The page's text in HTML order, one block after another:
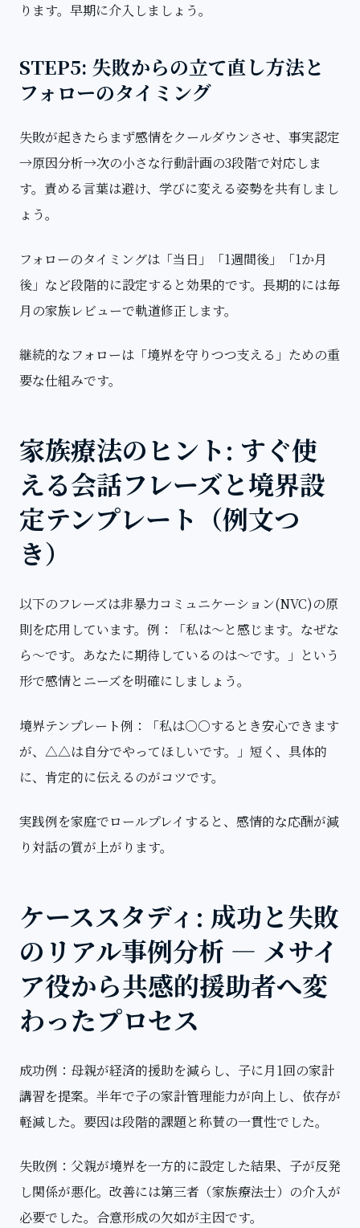
ります。早期に介入しましょう。
STEP5: 失敗からの立て直し方法と
フォローのタイミング
失敗が起きたらまず感情をクールダウンさせ、事実認定
→原因分析→次の小さな行動計画の3段階で対応しま
す。責める言葉は避け、学びに変える姿勢を共有しまし
ょう。
フォローのタイミングは「当日」「1週間後」「1か月
後」など段階的に設定すると効果的です。長期的には毎
月の家族レビューで軌道修正します。
継続的なフォローは「境界を守りつつ支える」ための重
要な仕組みです。
家族療法のヒント: すぐ使
える会話フレーズと境界設
定テンプレート（例文つ
き）
以下のフレーズは非暴力コミュニケーション(NVC)の原
則を応用しています。例：「私は〜と感じます。なぜな
ら〜です。あなたに期待しているのは〜です。」という
形で感情とニーズを明確にしましょう。
境界テンプレート例：「私は○○するとき安心できます
が、△△は自分でやってほしいです。」短く、具体的
に、肯定的に伝えるのがコツです。
実践例を家庭でロールプレイすると、感情的な応酬が減
り対話の質が上がります。
ケーススタディ: 成功と失敗
のリアル事例分析 — メサイ
ア役から共感的援助者へ変
わったプロセス
成功例：母親が経済的援助を減らし、子に月1回の家計
講習を提案。半年で子の家計管理能力が向上し、依存が
軽減した。要因は段階的課題と称賛の一貫性でした。
失敗例：父親が境界を一方的に設定した結果、子が反発
し関係が悪化。改善には第三者（家族療法士）の介入が
必要でした。合意形成の欠如が主因です。